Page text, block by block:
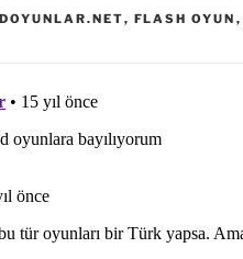
, FLASH OYUN ,